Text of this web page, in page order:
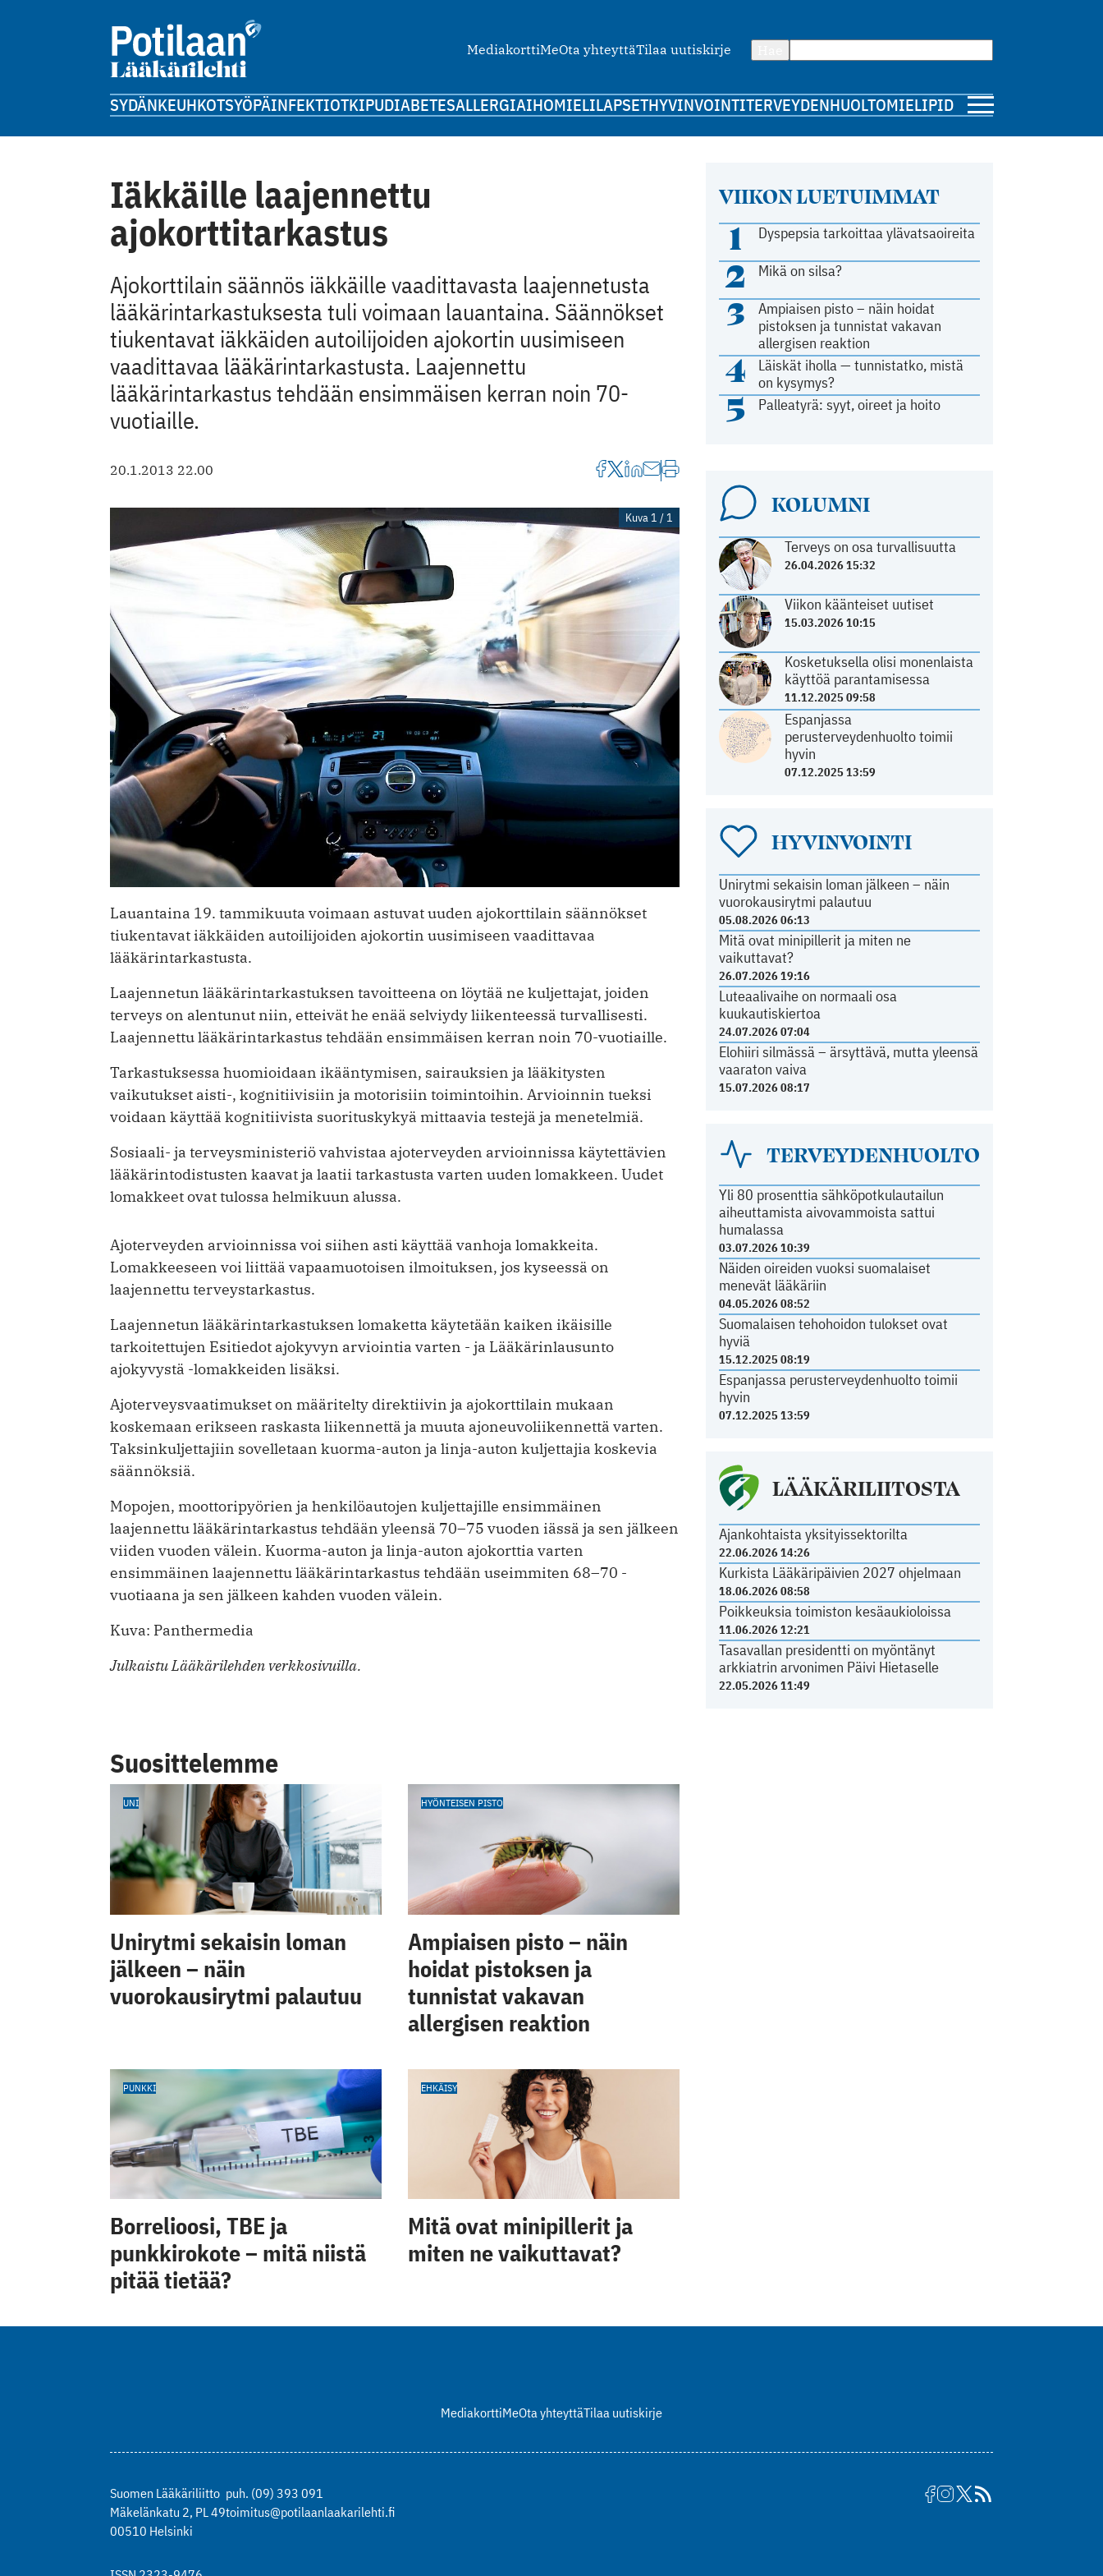
MediakorttiMeOta yhteyttäTilaa uutiskirje
SYDÄNKEUHKOTSYÖPÄINFEKTIOTKIPUDIABETESALLERGIAIHOMIELILAPSETHYVINVOINTITERVEYDENHUOLTOMIELIPIDE
VIIKON LUETUIMMAT
1 Dyspepsia tarkoittaa ylävatsaoireita
2 Mikä on silsa?
3
Ampiaisen pisto – näin hoidat
pistoksen ja tunnistat vakavan
allergisen reaktion
4
Läiskät iholla — tunnistatko, mistä
on kysymys?
5 Palleatyrä: syyt, oireet ja hoito
KOLUMNI
Terveys on osa turvallisuutta
26.04.2026 15:32
Viikon käänteiset uutiset
15.03.2026 10:15
Kosketuksella olisi monenlaista
käyttöä parantamisessa
11.12.2025 09:58
Espanjassa
perusterveydenhuolto toimii
hyvin
07.12.2025 13:59
HYVINVOINTI
Unirytmi sekaisin loman jälkeen – näin
vuorokausirytmi palautuu
05.08.2026 06:13
Mitä ovat minipillerit ja miten ne
vaikuttavat?
26.07.2026 19:16
Luteaalivaihe on normaali osa
kuukautiskiertoa
24.07.2026 07:04
Elohiiri silmässä – ärsyttävä, mutta yleensä
vaaraton vaiva
15.07.2026 08:17
TERVEYDENHUOLTO
Yli 80 prosenttia sähköpotkulautailun
aiheuttamista aivovammoista sattui
humalassa
03.07.2026 10:39
Näiden oireiden vuoksi suomalaiset
menevät lääkäriin
04.05.2026 08:52
Suomalaisen tehohoidon tulokset ovat
hyviä
15.12.2025 08:19
Espanjassa perusterveydenhuolto toimii
hyvin
07.12.2025 13:59
LÄÄKÄRILIITOSTA
Ajankohtaista yksityissektorilta
22.06.2026 14:26
Kurkista Lääkäripäivien 2027 ohjelmaan
18.06.2026 08:58
Poikkeuksia toimiston kesäaukioloissa
11.06.2026 12:21
Tasavallan presidentti on myöntänyt
arkkiatrin arvonimen Päivi Hietaselle
22.05.2026 11:49
Iäkkäille laajennettu
ajokorttitarkastus
Ajokorttilain säännös iäkkäille vaadittavasta laajennetusta
lääkärintarkastuksesta tuli voimaan lauantaina. Säännökset
tiukentavat iäkkäiden autoilijoiden ajokortin uusimiseen
vaadittavaa lääkärintarkastusta. Laajennettu
lääkärintarkastus tehdään ensimmäisen kerran noin 70-
vuotiaille.
20.1.2013 22.00
Kuva 1 / 1
Lauantaina 19. tammikuuta voimaan astuvat uuden ajokorttilain säännökset
tiukentavat iäkkäiden autoilijoiden ajokortin uusimiseen vaadittavaa
lääkärintarkastusta.
Laajennetun lääkärintarkastuksen tavoitteena on löytää ne kuljettajat, joiden
terveys on alentunut niin, etteivät he enää selviydy liikenteessä turvallisesti.
Laajennettu lääkärintarkastus tehdään ensimmäisen kerran noin 70-vuotiaille.
Tarkastuksessa huomioidaan ikääntymisen, sairauksien ja lääkitysten
vaikutukset aisti-, kognitiivisiin ja motorisiin toimintoihin. Arvioinnin tueksi
voidaan käyttää kognitiivista suorituskykyä mittaavia testejä ja menetelmiä.
Sosiaali- ja terveysministeriö vahvistaa ajoterveyden arvioinnissa käytettävien
lääkärintodistusten kaavat ja laatii tarkastusta varten uuden lomakkeen. Uudet
lomakkeet ovat tulossa helmikuun alussa.
Ajoterveyden arvioinnissa voi siihen asti käyttää vanhoja lomakkeita.
Lomakkeeseen voi liittää vapaamuotoisen ilmoituksen, jos kyseessä on
laajennettu terveystarkastus.
Laajennetun lääkärintarkastuksen lomaketta käytetään kaiken ikäisille
tarkoitettujen Esitiedot ajokyvyn arviointia varten - ja Lääkärinlausunto
ajokyvystä -lomakkeiden lisäksi.
Ajoterveysvaatimukset on määritelty direktiivin ja ajokorttilain mukaan
koskemaan erikseen raskasta liikennettä ja muuta ajoneuvoliikennettä varten.
Taksinkuljettajiin sovelletaan kuorma-auton ja linja-auton kuljettajia koskevia
säännöksiä.
Mopojen, moottoripyörien ja henkilöautojen kuljettajille ensimmäinen
laajennettu lääkärintarkastus tehdään yleensä 70–75 vuoden iässä ja sen jälkeen
viiden vuoden välein. Kuorma-auton ja linja-auton ajokorttia varten
ensimmäinen laajennettu lääkärintarkastus tehdään useimmiten 68–70 -
vuotiaana ja sen jälkeen kahden vuoden välein.
Kuva: Panthermedia
Julkaistu Lääkärilehden verkkosivuilla.
Suosittelemme
UNI
Unirytmi sekaisin loman
jälkeen – näin
vuorokausirytmi palautuu
HYÖNTEISEN PISTO
Ampiaisen pisto – näin
hoidat pistoksen ja
tunnistat vakavan
allergisen reaktion
PUNKKI
Borrelioosi, TBE ja
punkkirokote – mitä niistä
pitää tietää?
EHKÄISY
Mitä ovat minipillerit ja
miten ne vaikuttavat?
MediakorttiMeOta yhteyttäTilaa uutiskirje
Suomen Lääkäriliitto
Mäkelänkatu 2, PL 49
00510 Helsinki
puh. (09) 393 091
toimitus@potilaanlaakarilehti.fi